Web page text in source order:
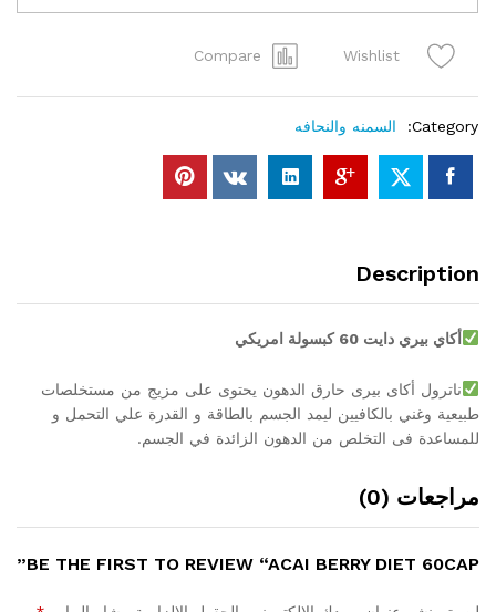
Diet
quantity
Wishlist
Compare
Category: السمنه والنحافه
Description
أكاي بيري دايت 60 كبسولة امريكي
ناترول أكاى بيرى حارق الدهون يحتوى على مزيج من مستخلصات
طبيعية وغني بالكافيين ليمد الجسم بالطاقة و القدرة علي التحمل و
للمساعدة فى التخلص من الدهون الزائدة في الجسم.
مراجعات (0)
BE THE FIRST TO REVIEW “ACAI BERRY DIET 60CAP”